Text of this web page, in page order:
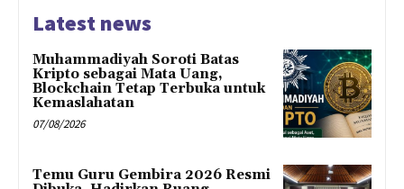
Latest news
Muhammadiyah Soroti Batas
Kripto sebagai Mata Uang,
Blockchain Tetap Terbuka untuk
Kemaslahatan
07/08/2026
Temu Guru Gembira 2026 Resmi